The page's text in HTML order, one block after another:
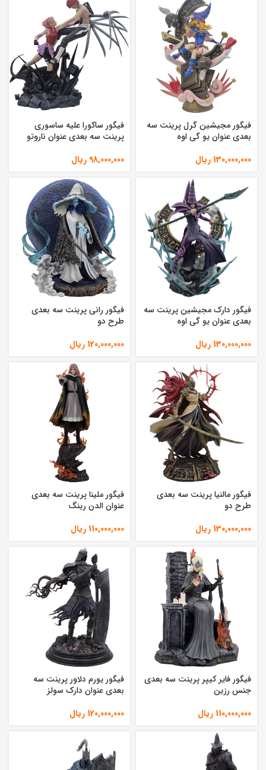
فیگور مجیشین گرل پرینت سه
بعدی عنوان یو گی اوه
130,000,000 ریال
فیگور ساکورا علیه ساسوری
پرینت سه بعدی عنوان ناروتو
98,000,000 ریال
فیگور دارک مجیشین پرینت سه
بعدی عنوان یو گی اوه
130,000,000 ریال
فیگور رانی پرینت سه بعدی
طرح دو
120,000,000 ریال
فیگور مالنیا پرینت سه بعدی
طرح دو
130,000,000 ریال
فیگور ملینا پرینت سه بعدی
عنوان الدن رینگ
110,000,000 ریال
فیگور فایر کیپر پرینت سه بعدی
جنس رزین
110,000,000 ریال
فیگور یورم دلاور پرینت سه
بعدی عنوان دارک سولز
120,000,000 ریال